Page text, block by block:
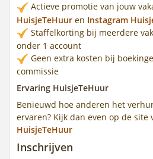
Actieve promotie van jouw
HuisjeTeHuur en Instagram
Staffelkorting bij meerdere
onder 1 account
Geen extra kosten bij
commissie
Ervaring HuisjeTeHuur
Benieuwd hoe anderen het
ervaren? Kijk dan even op de site
HuisjeTeHuur
Inschrijven